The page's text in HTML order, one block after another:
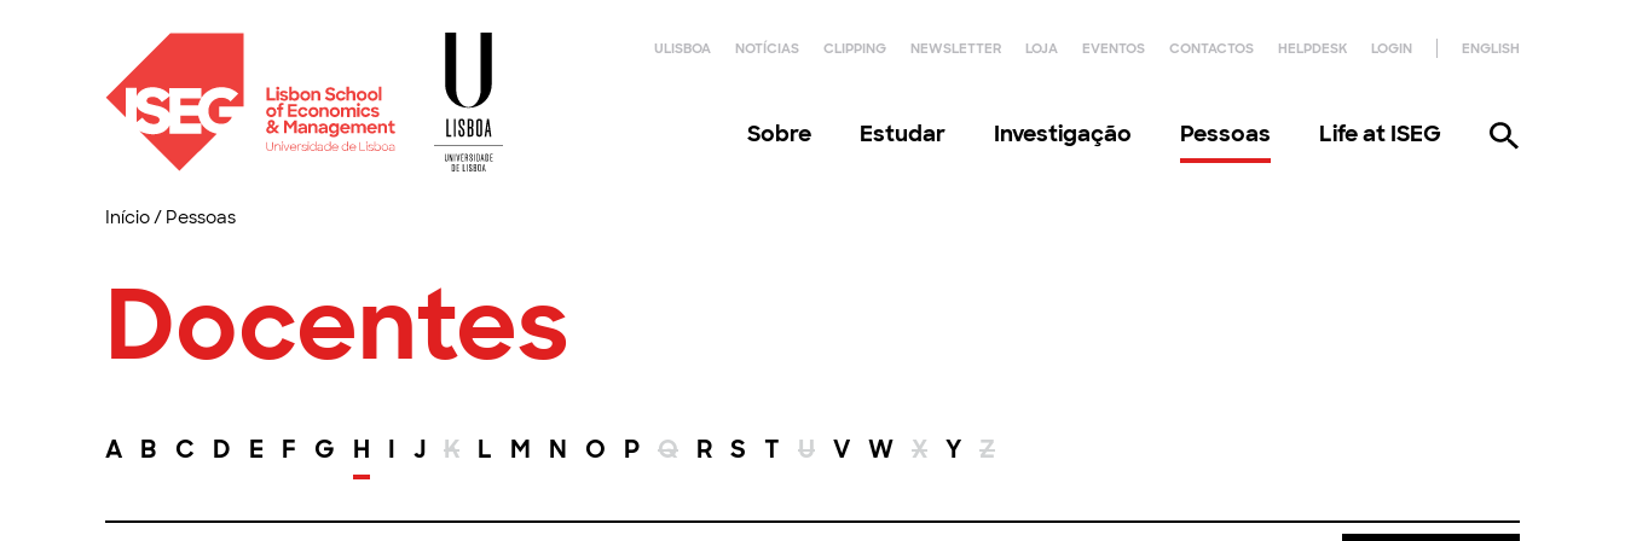
ULISBOA NOTÍCIAS CLIPPING NEWSLETTER LOJA EVENTOS CONTACTOS HELPDESK LOGIN ENGLISH
Sobre Estudar Investigação Pessoas Life at ISEG
Início/ Pessoas
Docentes
A B C D E F G H I J K L M N O P Q R S T U V W X Y Z